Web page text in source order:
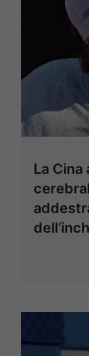
La Cina